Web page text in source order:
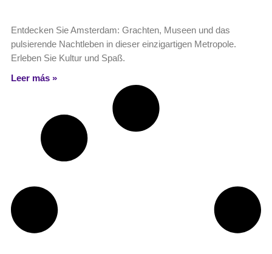
Entdecken Sie Amsterdam: Grachten, Museen und das
pulsierende Nachtleben in dieser einzigartigen Metropole.
Erleben Sie Kultur und Spaß.
Leer más »